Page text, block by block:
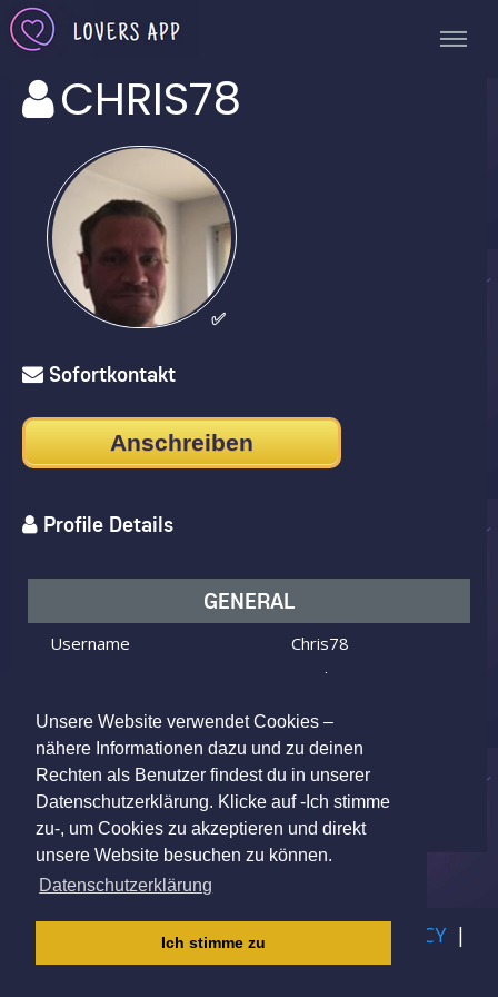
Unsere Website verwendet Cookies –
nähere Informationen dazu und zu deinen
Rechten als Benutzer findest du in unserer
Datenschutzerklärung. Klicke auf -Ich stimme
zu-, um Cookies zu akzeptieren und direkt
unsere Website besuchen zu können.
Datenschutzerklärung
Ich stimme zu
CHRIS78
✅
Sofortkontakt
Anschreiben
Profile Details
GENERAL
Username
Chris78
Male
Looking for
Female
Age
48 y.o.
Location
Cologne, Germany
TERMS OF USE PRIVACY POLICY |
CHILDREN PRIVACY